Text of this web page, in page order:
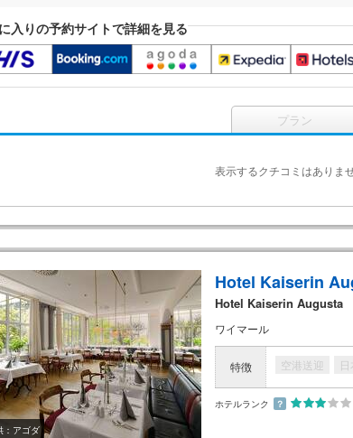
入りの予約サイトで詳細を見る
プラン
表示するクチコミはありま
：アゴダ
Hotel Kaiserin
Hotel Kaiserin Augusta
ワイマール
特徴 空港送迎
ホテルランク ？